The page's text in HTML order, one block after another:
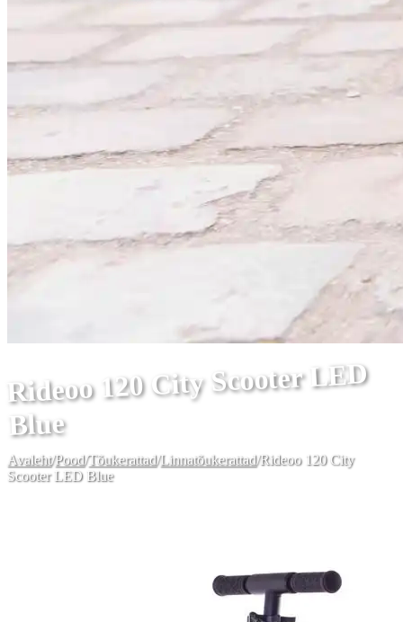
Rideoo 120 City Scooter LED
Blue
Avaleht/Pood/Tõukerattad/Linnatõukerattad/Rideoo 120 City
Scooter LED Blue